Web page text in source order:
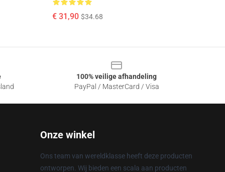
€ 31,90 $34.68
100% veilige afhandeling
PayPal / MasterCard / Visa
Onze winkel
Ons team van wereldklasse heeft deze producten
ontworpen. Wij bieden een scala aan producten